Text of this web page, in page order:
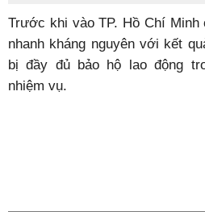
Trước khi vào TP. Hồ Chí
nhanh kháng nguyên với kết
bị đầy đủ bảo hộ lao động
nhiệm vụ.